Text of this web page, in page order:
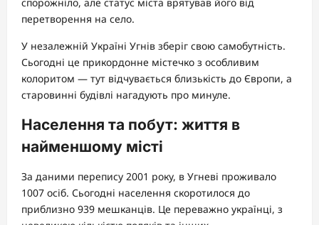
перетворення на село.
У незалежній Україні Угнів зберіг свою самобутність.
Сьогодні це прикордонне містечко з особливим
колоритом — тут відчувається близькість до Європи, а
старовинні будівлі нагадують про минуле.
Населення та побут: життя в
найменшому місті
За даними перепису 2001 року, в Угневі проживало
1007 осіб. Сьогодні населення скоротилося до
приблизно 939 мешканців. Це переважно українці, з